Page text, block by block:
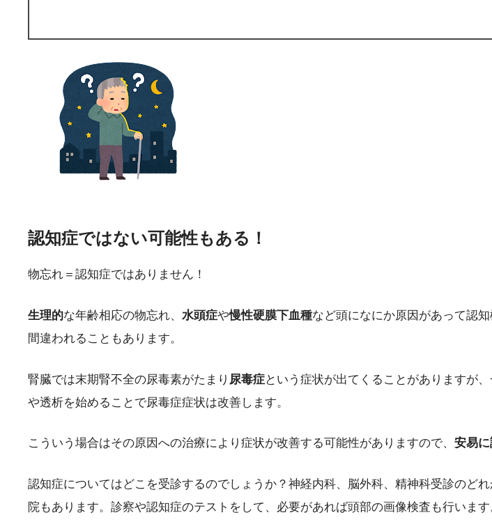
認知症ではない可能性もある！
物忘れ＝認知症ではありません！
生理的な年齢相応の物忘れ、 水頭症や慢性硬膜下血種など頭になにか原因があって認知
間違われることもあります。
腎臓では末期腎不全の尿毒素がたまり 尿毒症という症状が出てくることがありますが
や透析を始めることで尿毒症症状は改善します。
こういう場合はその原因への治療により症状が改善する可能性がありますので、 安易
認知症についてはどこを受診するのでしょうか？神経内科、脳外科、精神科受診のど
院もあります。診察や認知症のテストをして、必要があれば頭部の画像検査も行います